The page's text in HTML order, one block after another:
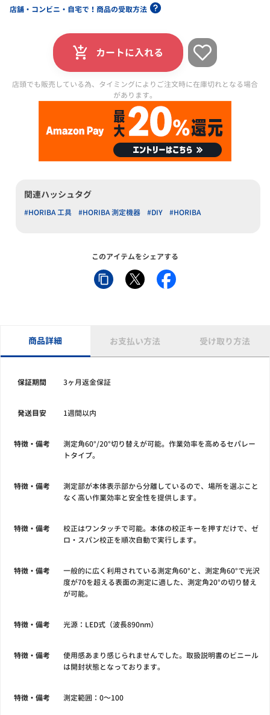
店舗・コンビニ・自宅で！商品の受取方法
カートに入れる
店頭でも販売している為、タイミングによりご注文時に在庫切れとなる場合
があります。
関連ハッシュタグ
#HORIBA 工具 #HORIBA 測定機器 #DIY #HORIBA
このアイテムをシェアする
商品詳細 お支払い方法 受け取り方法
保証期間 3ヶ月返金保証
発送目安 1週間以内
特徴・備考
測定角60°/20°切り替えが可能。作業効率を高めるセパレー
トタイプ。
特徴・備考
測定部が本体表示部から分離しているので、場所を選ぶこと
なく高い作業効率と安全性を提供します。
特徴・備考
校正はワンタッチで可能。本体の校正キーを押すだけで、ゼ
ロ・スパン校正を順次自動で実行します。
特徴・備考
一般的に広く利用されている測定角60°と、測定角60°で光沢
度が70を超える表面の測定に適した、測定角20°の切り替え
が可能。
特徴・備考 光源：LED式（波長890nm）
特徴・備考
使用感あまり感じられませんでした。取扱説明書のビニール
は開封状態となっております。
特徴・備考 測定範囲：0～100